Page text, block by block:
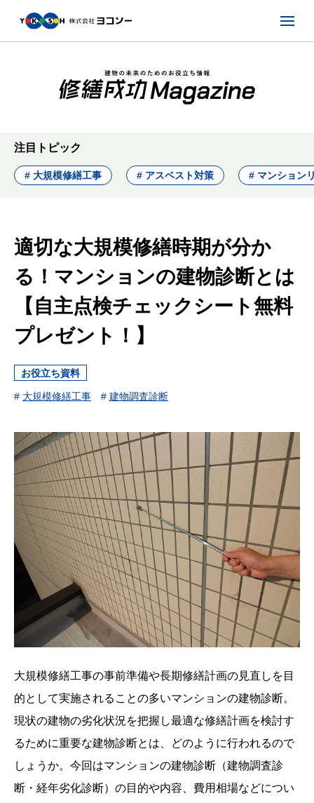
注目トピック
# 大規模修繕工事 # アスベスト対策 # マンション
適切な大規模修繕時期が分か
る！マンションの建物診断とは
【自主点検チェックシート無料
プレゼント！】
お役立ち資料
# 大規模修繕工事 # 建物調査診断
大規模修繕工事の事前準備や長期修繕計画の見直しを目
的として実施されることの多いマンションの建物診断。
現状の建物の劣化状況を把握し最適な修繕計画を検討す
るために重要な建物診断とは、どのように行われるので
しょうか。今回はマンションの建物診断（建物調査診
断・経年劣化診断）の目的や内容、費用相場などについ